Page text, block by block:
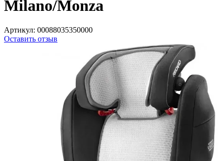
Milano/Monza
Артикул: 00088035350000
Оставить отзыв